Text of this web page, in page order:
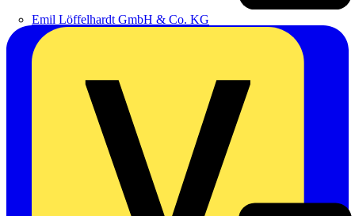
Emil Löffelhardt GmbH & Co. KG